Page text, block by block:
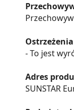
Ostrzeżenia
- To jest
Adres
SUNSTAR